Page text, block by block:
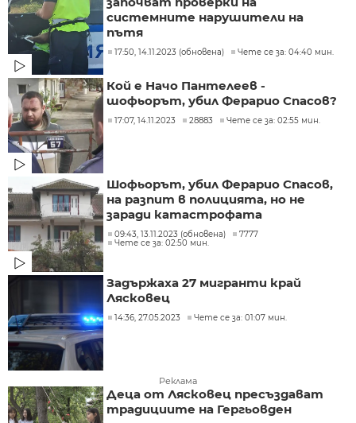
системните нарушители на
пътя
17:50, 14.11.2023 (обновена) Чете се за: 04:40 мин.
Кой е Начо Пантелеев -
шофьорът, убил Ферарио Спасов?
17:07, 14.11.2023 28883 Чете се за: 02:55 мин.
Шофьорът, убил Ферарио Спасов,
на разпит в полицията, но не
заради катастрофата
09:43, 13.11.2023 (обновена)
7777
Чете се за: 02:50 мин.
Задържаха 27 мигранти край
Лясковец
14:36, 27.05.2023 Чете се за: 01:07 мин.
Реклама
Деца от Лясковец пресъздават
традициите на Гергьовден